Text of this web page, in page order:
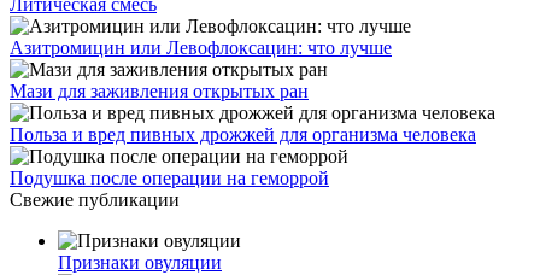
Литическая смесь
Азитромицин или Левофлоксацин: что лучше
Мази для заживления открытых ран
Польза и вред пивных дрожжей для организма человека
Подушка после операции на геморрой
Свежие публикации
Признаки овуляции